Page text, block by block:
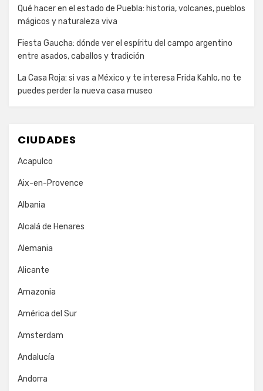
Qué hacer en el estado de Puebla: historia, volcanes, pueblos
mágicos y naturaleza viva
Fiesta Gaucha: dónde ver el espíritu del campo argentino
entre asados, caballos y tradición
La Casa Roja: si vas a México y te interesa Frida Kahlo, no te
puedes perder la nueva casa museo
CIUDADES
Acapulco
Aix-en-Provence
Albania
Alcalá de Henares
Alemania
Alicante
Amazonia
América del Sur
Amsterdam
Andalucía
Andorra